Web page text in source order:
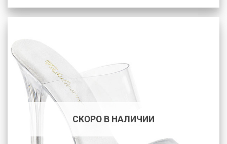
СКОРО В НАЛИЧИИ